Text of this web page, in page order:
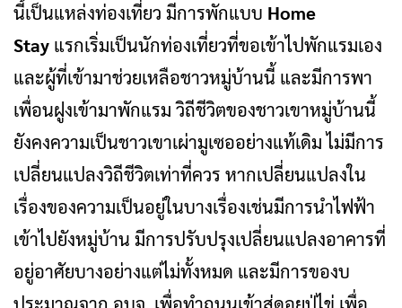
นี้เป็นแหล่งท่องเที่ยว มีการพักแบบ Home
Stay แรกเริ่มเป็นนักท่องเที่ยวที่ขอเข้าไปพักแรมเอง
และผู้ที่เข้ามาช่วยเหลือชาวหมู่บ้านนี้ และมีการพา
เพื่อนฝูงเข้ามาพักแรม วิถีชีวิตของชาวเขาหมู่บ้านนี้
ยังคงความเป็นชาวเขาเผ่ามูเซออย่างแท้เดิม ไม่มีการ
เปลี่ยนแปลงวิถีชีวิตเท่าที่ควร หากเปลี่ยนแปลงใน
เรื่องของความเป็นอยู่ในบางเรื่องเช่นมีการนำไฟฟ้า
เข้าไปยังหมู่บ้าน มีการปรับปรุงเปลี่ยนแปลงอาคารที่
อยู่อาศัยบางอย่างแต่ไม่ทั้งหมด และมีการของบ